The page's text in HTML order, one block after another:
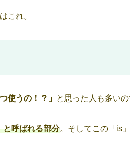
これ。
つ使うの！？」 と思った人も多い
呼ばれる部分。そしてこの「is